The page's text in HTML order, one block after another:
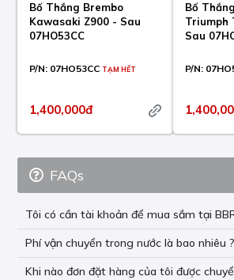
Bố Thắng Brembo
Kawasaki Z900 - Sau
07HO53CC
P/N: 07HO53CC TẠM HẾT
1,400,000đ
Bố
Triumph
Sau
P/N:
FAQs
Tôi có cần tài khoản để mua sắm tại
Phí vận chuyển trong nước là bao nhiêu ?
Khi nào đơn đặt hàng của tôi được